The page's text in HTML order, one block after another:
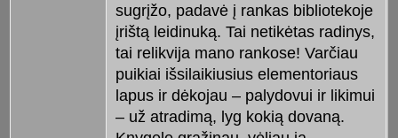
sugrįžo, padavė į rankas bibliotekoje
įrištą leidinuką. Tai netikėtas radinys,
tai relikvija mano rankose! Varčiau
puikiai išsilaikiusius elementoriaus
lapus ir dėkojau – palydovui ir likimui
– už atradimą, lyg kokią dovaną.